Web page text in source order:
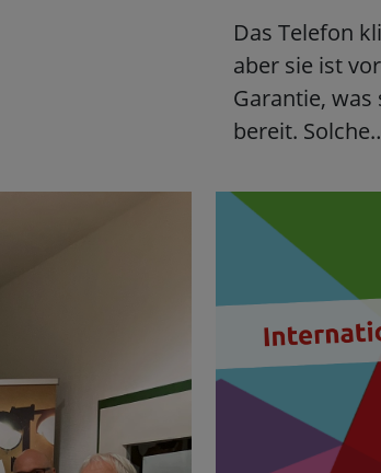
Das Telefon
aber sie ist
Garantie,
bereit.